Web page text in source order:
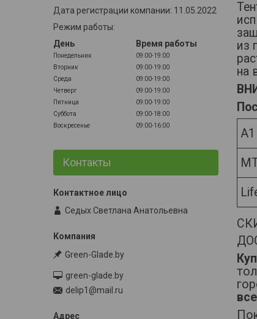
из
на
А1
Дата регистрации компании: 11.05.2022
Режим работы:
День
Время работы
Понедельник
09:00-19:00
Вторник
09:00-19:00
Среда
09:00-19:00
Четверг
09:00-19:00
Пятница
09:00-19:00
Суббота
09:00-18:00
Воскресенье
09:00-16:00
Контакты
Седых Светлана Анатольевна
Green-Glade.by
green-glade.by
delip1@mail.ru